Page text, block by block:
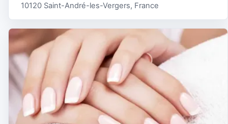
10120 Saint-André-les-Vergers, France